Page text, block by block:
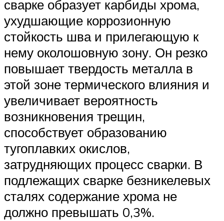
сварке образует карбиды хрома,
ухудшающие коррозионную
стойкость шва и прилегающую к
нему околошовную зону. Он резко
повышает твердость металла в
этой зоне термического влияния и
увеличивает вероятность
возникновения трещин,
способствует образованию
тугоплавких окислов,
затрудняющих процесс сварки. В
подлежащих сварке безникелевых
сталях содержание хрома не
должно превышать 0,3%.